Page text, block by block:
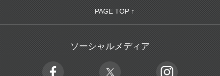
PAGE TOP ↑
ソーシャルメディア